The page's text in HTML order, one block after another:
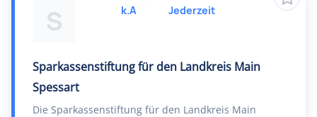
S
Sparkassenstiftung für den Landkreis Main
Spessart
Die Sparkassenstiftung für den Landkreis Main
k.A Jederzeit